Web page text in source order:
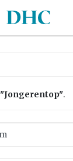
"Jongerentop".